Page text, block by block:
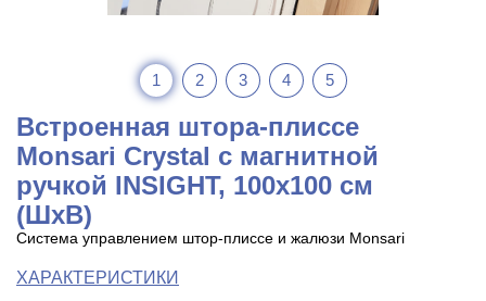
1 2 3 4 5
Встроенная штора-плиссе
Monsari Crystal с магнитной
ручкой INSIGHT, 100х100 см
(ШхВ)
Система управлением штор-плиссе и жалюзи Monsari
ХАРАКТЕРИСТИКИ